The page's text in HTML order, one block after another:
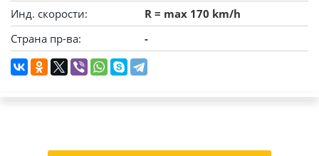
Инд. скорости:
R = max 170 km/h
Страна пр-ва:
-